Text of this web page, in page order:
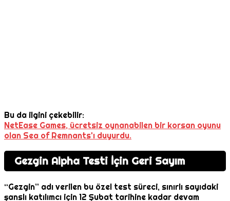
Bu da ilgini çekebilir:
NetEase Games, ücretsiz oynanabilen bir korsan oyunu
olan Sea of Remnants'ı duyurdu.
Gezgin Alpha Testi İçin Geri Sayım
“Gezgin” adı verilen bu özel test süreci, sınırlı sayıdaki
şanslı katılımcı için 12 Şubat tarihine kadar devam